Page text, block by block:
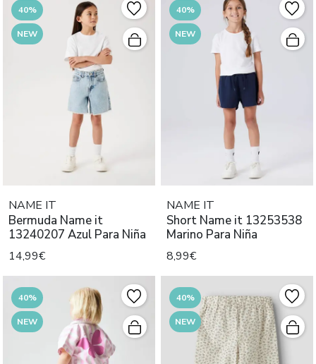
40%
NEW
NAME IT
Bermuda Name it
13240207 Azul Para Niña
14,99€
40%
NEW
NAME IT
Short Name it 13253538
Marino Para Niña
8,99€
40%
NEW
40%
NEW